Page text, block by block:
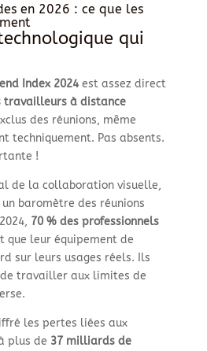
en 2026 : ce que les
qui
Index 2024est assez direct
travailleurs à distance
des réunions, même
techniquement. Pas absents.
!
de la collaboration visuelle,
baromètre des réunions
70 % des professionnels
que leur équipement de
sur leurs usages réels. Ils
travailler aux limites de
les pertes liées aux
plus de 37 milliards de